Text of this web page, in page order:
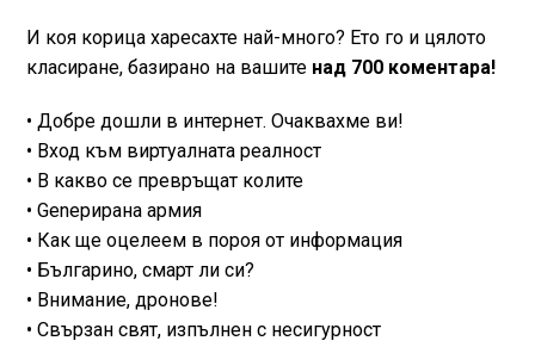
И коя корица харесахте най-много? Ето го и цялото
класиране, базирано на вашитенад 700 коментара!
• Добре дошли в интернет. Очаквахме ви!
• Вход към виртуалната реалност
• В какво се превръщат колите
• Genерирана армия
• Как ще оцелеем в пороя от информация
• Българино, смарт ли си?
• Внимание, дронове!
• Свързан свят, изпълнен с несигурност